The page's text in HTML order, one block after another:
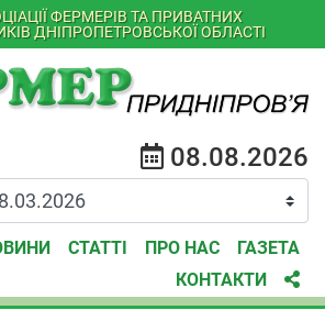
ФЕРМЕРІВ ТА ПРИВАТНИХ
ДНІПРОПЕТРОВСЬКОЇ ОБЛАСТІ
08.08.2026
СТАТТІ ПРО НАС
ГАЗЕТА
КОНТАКТИ